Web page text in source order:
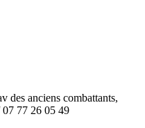
des anciens combattants,
77 26 05 49